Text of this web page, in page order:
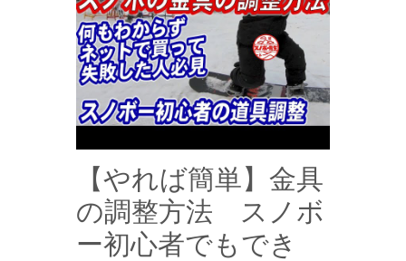
【やれば簡単】金具
の調整方法 スノボ
ー初心者でもでき